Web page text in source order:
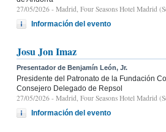
27/05/2026 - Madrid, Four Seasons Hotel Madrid
Información del evento
Josu Jon Imaz
Presentador de Benjamín León, Jr.
Presidente del Patronato de la Fundación
Consejero Delegado de Repsol
27/05/2026 - Madrid, Four Seasons Hotel Madrid
Información del evento